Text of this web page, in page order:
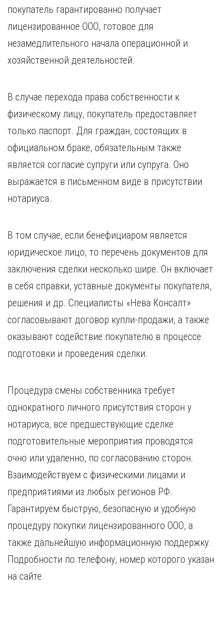
покупатель гарантированно получает
лицензированное ООО, готовое для
незамедлительного начала операционной и
хозяйственной деятельностей.
В случае перехода права собственности к
физическому лицу, покупатель предоставляет
только паспорт. Для граждан, состоящих в
официальном браке, обязательным также
является согласие супруги или супруга. Оно
выражается в письменном виде в присутствии
нотариуса.
В том случае, если бенефициаром является
юридическое лицо, то перечень документов для
заключения сделки несколько шире. Он включает
в себя справки, уставные документы покупателя,
решения и др. Специалисты «Нева Консалт»
согласовывают договор купли-продажи, а также
оказывают содействие покупателю в процессе
подготовки и проведения сделки.
Процедура смены собственника требует
однократного личного присутствия сторон у
нотариуса, все предшествующие сделке
подготовительные мероприятия проводятся
очно или удаленно, по согласованию сторон.
Взаимодействуем с физическими лицами и
предприятиями из любых регионов РФ.
Гарантируем быструю, безопасную и удобную
процедуру покупки лицензированного ООО, а
также дальнейшую информационную поддержку.
Подробности по телефону, номер которого указан
на сайте.